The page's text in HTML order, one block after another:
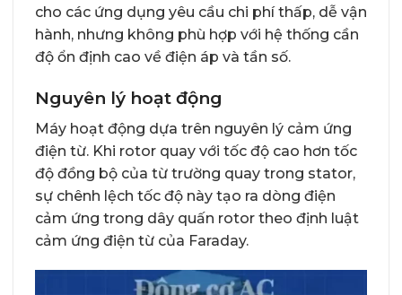
cho các ứng dụng yêu cầu chi phí thấp, dễ vận
hành, nhưng không phù hợp với hệ thống cần
độ ổn định cao về điện áp và tần số.
Nguyên lý hoạt động
Máy hoạt động dựa trên nguyên lý cảm ứng
điện từ. Khi rotor quay với tốc độ cao hơn tốc
độ đồng bộ của từ trường quay trong stator,
sự chênh lệch tốc độ này tạo ra dòng điện
cảm ứng trong dây quấn rotor theo định luật
cảm ứng điện từ của Faraday.